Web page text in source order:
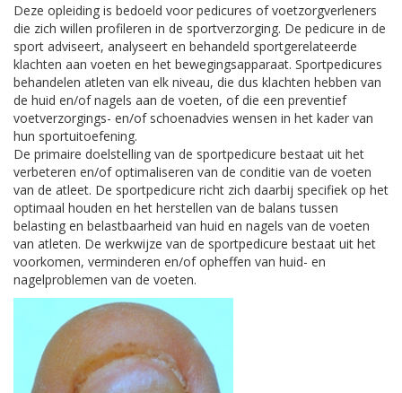
Deze opleiding is bedoeld voor pedicures of voetzorgverleners
die zich willen profileren in de sportverzorging. De pedicure in de
sport adviseert, analyseert en behandeld sportgerelateerde
klachten aan voeten en het bewegingsapparaat. Sportpedicures
behandelen atleten van elk niveau, die dus klachten hebben van
de huid en/of nagels aan de voeten, of die een preventief
voetverzorgings- en/of schoenadvies wensen in het kader van
hun sportuitoefening.
De primaire doelstelling van de sportpedicure bestaat uit het
verbeteren en/of optimaliseren van de conditie van de voeten
van de atleet. De sportpedicure richt zich daarbij specifiek op het
optimaal houden en het herstellen van de balans tussen
belasting en belastbaarheid van huid en nagels van de voeten
van atleten. De werkwijze van de sportpedicure bestaat uit het
voorkomen, verminderen en/of opheffen van huid- en
nagelproblemen van de voeten.